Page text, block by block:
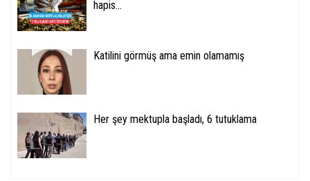
hapis...
Katilini görmüş ama emin olamamış
Her şey mektupla başladı, 6 tutuklama